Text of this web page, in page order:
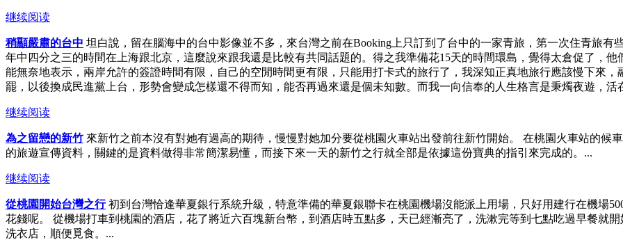
继续阅读
稍顯嚴肅的台中 坦白說，留在腦海中的台中影像並不多，來台灣之前在Booking上只訂到了台中的一家青旅，第一次住青旅
年中四分之三的時間在上海跟北京，這麼說來跟我還是比較有共同話題的。得之我準備花15天的時間環島，覺得太倉促了，
能無奈地表示，兩岸允許的簽證時間有限，自己的空閒時間更有限，只能用打卡式的旅行了，我深知正真地旅行應該慢下來
罷，以後換成民進黨上台，形勢會變成怎樣還不得而知，能否再過來還是個未知數。而我一向信奉的人生格言是秉燭夜遊，活
继续阅读
為之留戀的新竹 來新竹之前本沒有對她有過高的期待，慢慢對她加分要從桃園火車站出發前往新竹開始。 在桃園火車站的候
的旅遊宣傳資料，關鍵的是資料做得非常簡潔易懂，而接下來一天的新竹之行就全部是依據這份寶典的指引來完成的。...
继续阅读
從桃園開始台灣之行初到台灣恰逢華夏銀行系統升級，特意準備的華夏銀聯卡在桃園機場沒能派上用場，只好用建行在機場
花錢呢。 從機場打車到桃園的酒店，花了將近六百塊新台幣，到酒店時五點多，天已經漸亮了，洗漱完等到七點吃過早餐就
洗衣店，順便覓食。...